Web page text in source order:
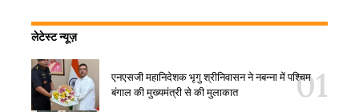
लेटेस्ट न्यूज़
एनएसजी महानिदेशक भृगु श्रीनिवासन ने नबन्ना में पश्चिम
बंगाल की मुख्यमंत्री से की मुलाकात